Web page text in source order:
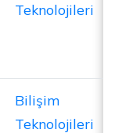
Teknolojileri
Bilişim
Teknolojileri